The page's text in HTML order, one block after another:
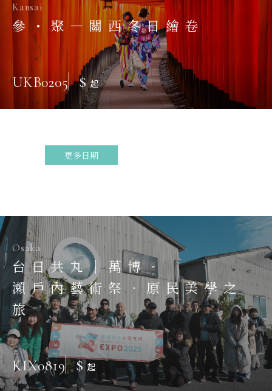
Kansai
參・聚—關西冬日繪卷
UKB0205 $起
更多日期
Osaka
台日共丸｜萬博．
瀨戶內藝術祭．原民美學之
旅
KIX0819 $起